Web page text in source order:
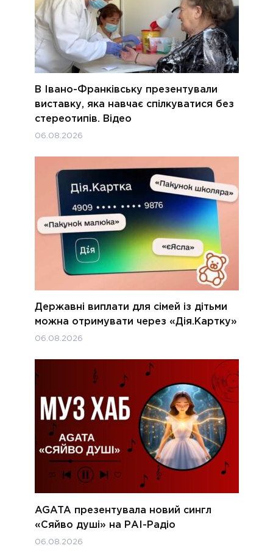
В Івано-Франківську презентували
виставку, яка навчає спілкуватися без
стереотипів. Відео
06.08.2026
Державні виплати для сімей із дітьми
можна отримувати через «Дія.Картку»
06.08.2026
AGATA презентувала новий сингл
«Сяйво душі» на РАІ-Радіо
06.08.2026